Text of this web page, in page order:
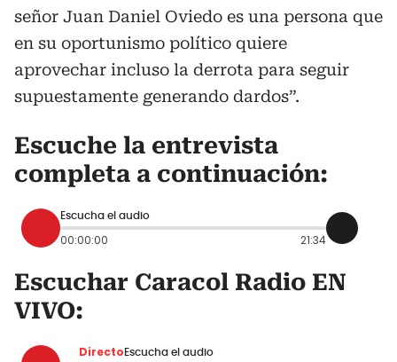
señor Juan Daniel Oviedo es una persona que
en su oportunismo político quiere
aprovechar incluso la derrota para seguir
supuestamente generando dardos”.
Escuche la entrevista
completa a continuación:
Escucha el audio
00:00:00 21:34
Escuchar Caracol Radio EN
VIVO:
Directo Escucha el audio